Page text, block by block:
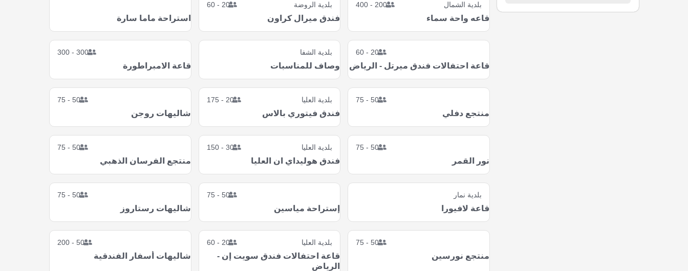
بلدية الشمال 200 - 400
قاعه واحة سماء
بلدية الروضة 20 - 60
فندق ميرال كراون استراحة ماما سارة
20 - 60
قاعة احتفالات فندق ميرتل - الرياض
بلدية الشفا
وصاف للمناسبات
300 - 300
قاعة الامبراطورة
50 - 75
منتجع دفلي
بلدية العليا 20 - 175
فندق فيتوري بالاس
50 - 75
شاليهات روجن
50 - 75
نور القمر
بلدية العليا 30 - 150
فندق هوليداي ان العليا
50 - 75
منتجع الفرسان الذهبي
بلدية نمار
قاعة لافيورا
50 - 75
إستراحة مياسين
50 - 75
شاليهات رستاروز
50 - 75
منتجع نورسين
بلدية العليا 20 - 60
قاعة احتفالات فندق سويت إن -
الرياض
50 - 200
شاليهات أسفار الفندقية